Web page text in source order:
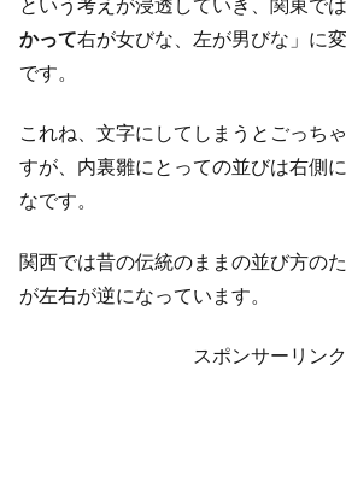
という考えが浸透していき、関東で
かって右が女びな、左が男びな」に
です。
これね、文字にしてしまうとごっち
すが、内裏雛にとっての並びは右側
なです。
関西では昔の伝統のままの並び方の
が左右が逆になっています。
スポンサーリンク